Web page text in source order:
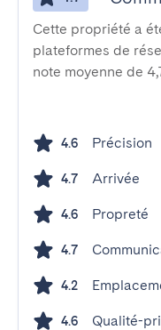
Cette propriété a
plateformes de
note moyenne de
4.6 Précision
4.7 Arrivée
4.6 Propreté
4.7
4.2
4.6 Qualité-